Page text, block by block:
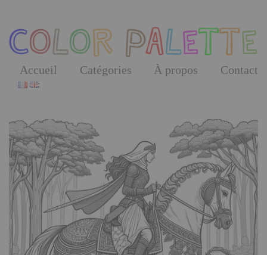
the
content
Accueil Catégories À propos Contact